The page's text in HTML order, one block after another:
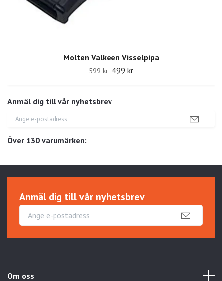
Anmäl dig till vår nyhetsbrev
Över 130 varumärken:
Molten Valkeen Visselpipa
599 kr 499 kr
Anmäl dig till vår nyhetsbrev
Om oss